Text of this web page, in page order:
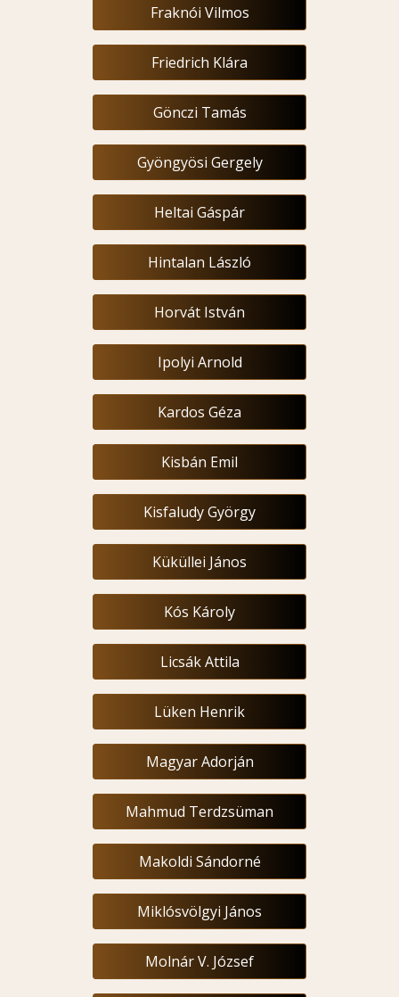
Fraknói Vilmos
Friedrich Klára
Gönczi Tamás
Gyöngyösi Gergely
Heltai Gáspár
Hintalan László
Horvát István
Ipolyi Arnold
Kardos Géza
Kisbán Emil
Kisfaludy György
Küküllei János
Kós Károly
Licsák Attila
Lüken Henrik
Magyar Adorján
Mahmud Terdzsüman
Makoldi Sándorné
Miklósvölgyi János
Molnár V. József